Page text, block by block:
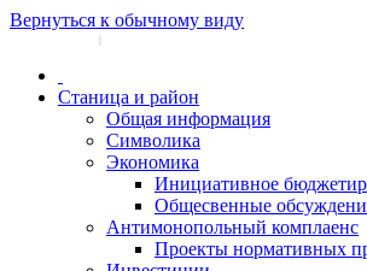
Вернуться к обычному виду
|
Станица и район
Общая информация
Символика
Экономика
Инициативное
Общесвенные
Антимонопольный комплаенс
Проекты нормативных